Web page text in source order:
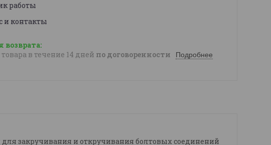
работы
и контакты
товара в течение 14 дней по договоренности Подробнее
для закручивания и откручивания болтовых соединений